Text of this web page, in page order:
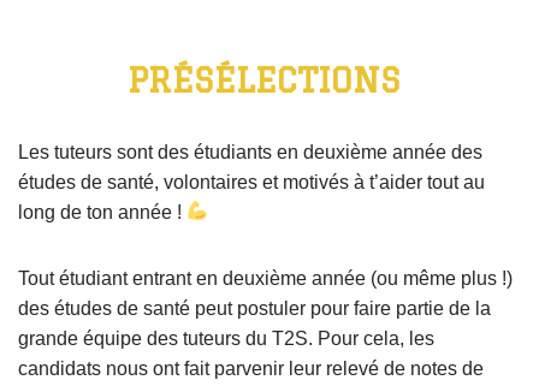
PRÉSÉLECTIONS
Les tuteurs sont des étudiants en deuxième année des
études de santé, volontaires et motivés à t’aider tout au
long de ton année !
Tout étudiant entrant en deuxième année (ou même plus !)
des études de santé peut postuler pour faire partie de la
grande équipe des tuteurs du T2S. Pour cela, les
candidats nous ont fait parvenir leur relevé de notes de